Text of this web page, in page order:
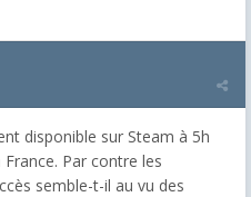
disponible sur Steam à 5h
Par contre les
semble-t-il au vu des